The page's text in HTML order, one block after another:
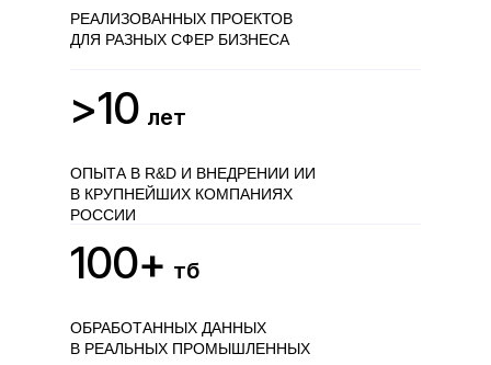
100+ тб
ОБРАБОТАННЫХ ДАННЫХ
В РЕАЛЬНЫХ ПРОМЫШЛЕННЫХ
>10 лет
ОПЫТА В R&D И ВНЕДРЕНИИ ИИ
В КРУПНЕЙШИХ КОМПАНИЯХ
РОССИИ
РЕАЛИЗОВАННЫХ ПРОЕКТОВ
ДЛЯ РАЗНЫХ СФЕР БИЗНЕСА